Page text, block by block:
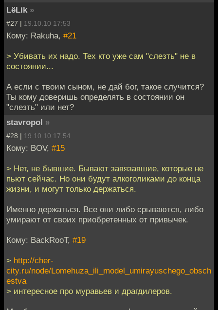
LёLik »
#27 | 19.10.10 17:53
Кому: Rakuha, #21
> Убивать их надо. Тех кто уже сам "слезть" не в
состоянии...
А если с твоим сыном, не дай бог, такое случится?
Ты кому доверишь определять в состоянии он
"слезть" или нет?
stavropol »
#28 | 19.10.10 17:54
Кому: BOV, #15
> Нет, не бывшие. Бывают завязавшие, которые не
пьют сейчас. Но они будут алкоголиками до конца
жизни, и могут только держаться.
Именно держаться. Все они либо срываются, либо
умирают от своих приобретенных от привычек.
Кому: BackRooT, #19
> http://cher-
city.ru/node/Lomehuza_ili_model_umirayuschego_obsch
estva
> интересное про муравьев и драгдилеров.